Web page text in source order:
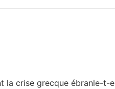
crise grecque ébranle-t-